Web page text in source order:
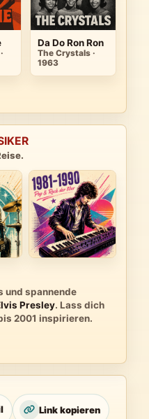
Da Do Ron Ron
The Crystals ·
1963
und spannende
Presley. Lass dich
2001 inspirieren.
Link kopieren